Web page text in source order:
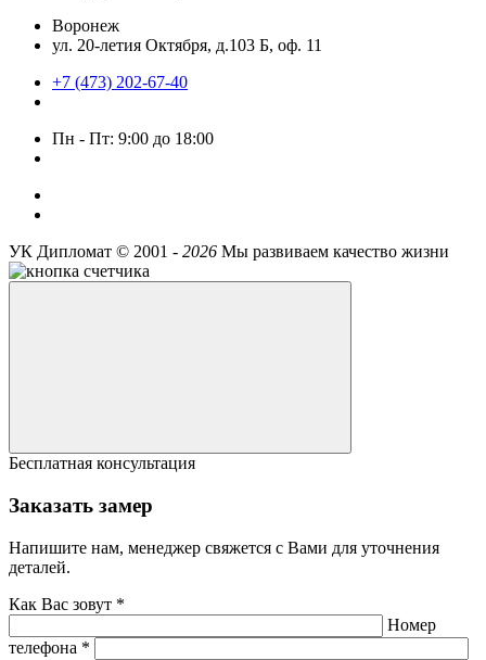
Воронеж
ул. 20-летия Октября, д.103 Б, оф. 11
+7 (473) 202-67-40
Пн - Пт: 9:00 до 18:00
УК Дипломат © 2001 - 2026 Мы развиваем качество жизни
Бесплатная консультация
Заказать замер
Напишите нам, менеджер свяжется с Вами для уточнения
деталей.
Как Вас зовут *
Номер
телефона *